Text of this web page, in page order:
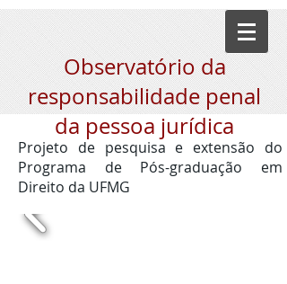
Observatório da
responsabilidade penal
da pessoa jurídica
Projeto de pesquisa e extensão do
Programa de Pós-graduação em
Direito da UFMG